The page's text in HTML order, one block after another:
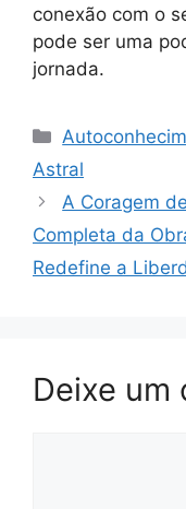
conexão com o
pode ser uma
jornada.
Categorias
Astral
A Coragem
Completa da
Redefine a
Deixe um